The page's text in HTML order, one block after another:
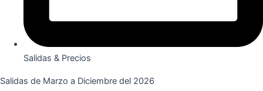
Salidas & Precios
Salidas de Marzo a Diciembre del 2026